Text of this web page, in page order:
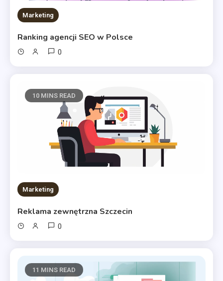
Marketing
Ranking agencji SEO w Polsce
0
10 MINS READ
Marketing
Reklama zewnętrzna Szczecin
0
11 MINS READ